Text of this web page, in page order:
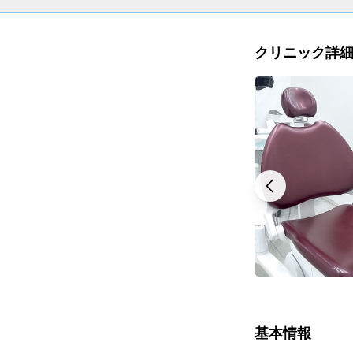
クリニック詳細
基本情報